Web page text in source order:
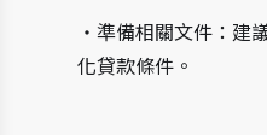
・準備相關文件：建
化貸款條件。